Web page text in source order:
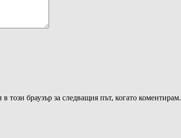
този браузър за следващия път, когато коментирам.